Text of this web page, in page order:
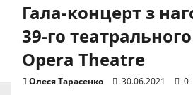
для
просування
артиста
Гала-концерт з
39-го
Opera Theatre
Олеся Тарасенко 30.06.2021 0